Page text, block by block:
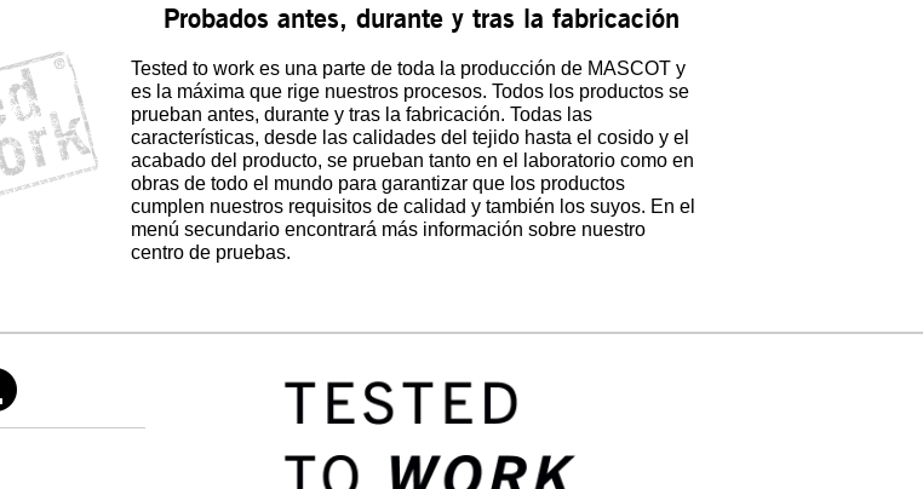
Probados antes, durante y tras la fabricación
Tested to work es una parte de toda la producción de MASCOT y
es la máxima que rige nuestros procesos. Todos los productos se
prueban antes, durante y tras la fabricación. Todas las
características, desde las calidades del tejido hasta el cosido y el
acabado del producto, se prueban tanto en el laboratorio como en
obras de todo el mundo para garantizar que los productos
cumplen nuestros requisitos de calidad y también los suyos. En el
menú secundario encontrará más información sobre nuestro
centro de pruebas.